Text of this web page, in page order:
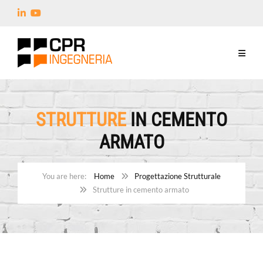
STRUTTUREIN CEMENTO
ARMATO
Home
Progettazione Strutturale
Strutture in cemento armato